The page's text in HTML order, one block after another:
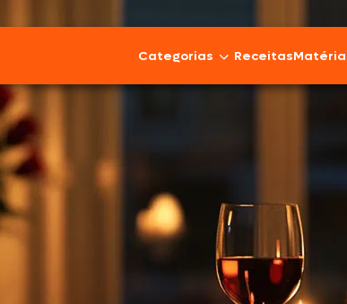
Categorias
Carnes Suínas
Aves
Frios e Embutidos
Receitas